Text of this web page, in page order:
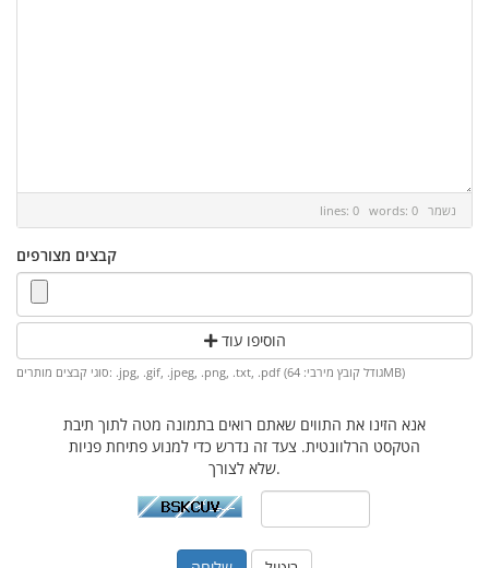
lines: 0 words: 0 נשמר
קבצים מצורפים
הוסיפו עוד
סוגי קבצים מותרים: .jpg, .gif, .jpeg, .png, .txt, .pdf (גודל קובץ מירבי: 64MB)
אנא הזינו את התווים שאתם רואים בתמונה מטה לתוך תיבת
הטקסט הרלוונטית. צעד זה נדרש כדי למנוע פתיחת פניות
שלא לצורך.